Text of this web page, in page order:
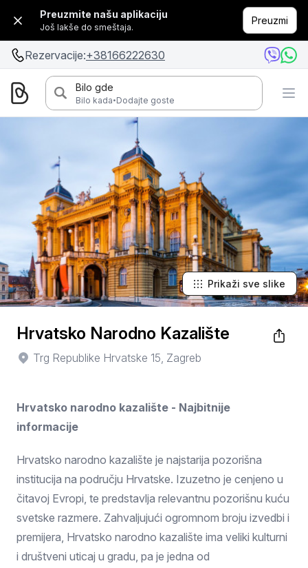
Preuzmite našu aplikaciju
Još lakše do smeštaja.
Preuzmi
Rezervacije:+38166222630
Bilo gde
Bilo kada·Dodajte goste
Prikaži sve slike
Hrvatsko Narodno Kazalište
Trg Republike Hrvatske 15, Zagreb
Hrvatsko narodno kazalište - Najbitnije
informacije
Hrvatsko narodno kazalište je najstarija pozorišna
institucija na području Hrvatske. Izuzetno je cenjeno u
čitavoj Evropi, te predstavlja relevantnu pozorišnu kuću
svetske razmere. Zahvaljujući ogromnom broju izvedbi i
premijera, Hrvatsko narodno kazalište ima veliki kulturni
i društveni uticaj u gradu, pa je jedna od